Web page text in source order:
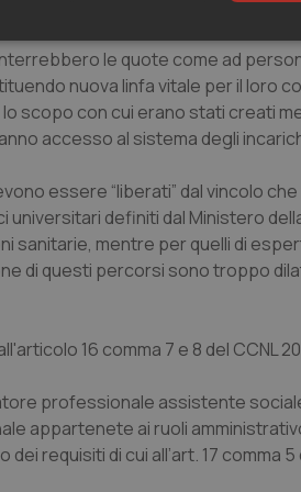
le quote come ad
nuova linfa vitale per il loro
scopo con cui erano stati creati
accesso al sistema degli
essere “liberati” dal vincolo
definiti dal Ministero
sanitarie, mentre per quelli di
di questi percorsi sono troppo
16 comma 7 e 8 del CCNL
professionale assistente
appartenete ai ruoli
requisiti di cui all’art. 17 comma 5
Statistici
Statistici Marketing
web abilitandone funzionalità di base quali la
grado di funzionare correttamente senza questi
interazione con il sito. Registra i
preferenze siano onorate nelle
5 mesi 3
settimane
Questo cookie viene utilizzato
Script.com per ricordare le
sui cookie dei visitatori. È